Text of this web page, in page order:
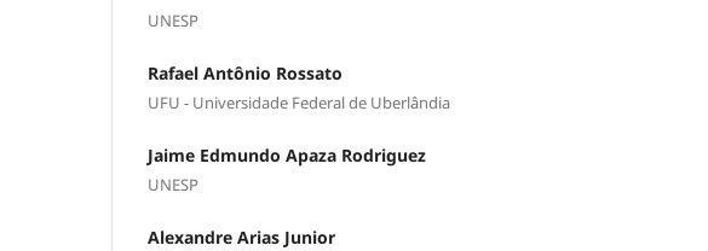
UNESP
Rafael Antônio Rossato
UFU - Universidade Federal de Uberlândia
Jaime Edmundo Apaza Rodriguez
UNESP
Alexandre Arias Junior